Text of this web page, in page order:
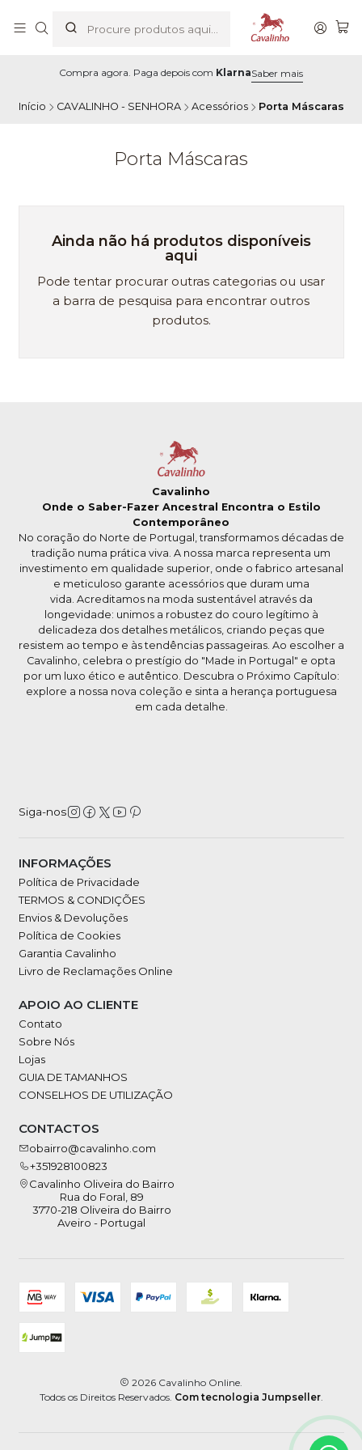
Compra agora. Paga depois com KlarnaSaber mais
Início CAVALINHO - SENHORA Acessórios Porta Máscaras
Porta Máscaras
Ainda não há produtos disponíveis
aqui
Pode tentar procurar outras categorias ou usar
a barra de pesquisa para encontrar outros
produtos.
Cavalinho
Onde o Saber-Fazer Ancestral Encontra o Estilo
Contemporâneo
No coração do Norte de Portugal, transformamos décadas de
tradição numa prática viva. A nossa marca representa um
investimento em qualidade superior, onde o fabrico artesanal
e meticuloso garante acessórios que duram uma
vida. Acreditamos na moda sustentável através da
longevidade: unimos a robustez do couro legítimo à
delicadeza dos detalhes metálicos, criando peças que
resistem ao tempo e às tendências passageiras. Ao escolher a
Cavalinho, celebra o prestígio do "Made in Portugal" e opta
por um luxo ético e autêntico. Descubra o Próximo Capítulo:
explore a nossa nova coleção e sinta a herança portuguesa
em cada detalhe.
Siga-nos
INFORMAÇÕES
Política de Privacidade
TERMOS & CONDIÇÕES
Envios & Devoluções
Política de Cookies
Garantia Cavalinho
Livro de Reclamações Online
APOIO AO CLIENTE
Contato
Sobre Nós
Lojas
GUIA DE TAMANHOS
CONSELHOS DE UTILIZAÇÃO
CONTACTOS
obairro@cavalinho.com
+351928100823
Cavalinho Oliveira do Bairro
Rua do Foral, 89
3770-218 Oliveira do Bairro
Aveiro - Portugal
2026 Cavalinho Online.
Todos os Direitos Reservados. Com tecnologia Jumpseller.